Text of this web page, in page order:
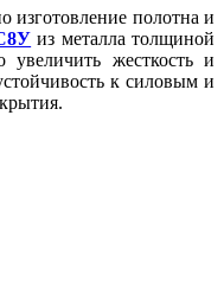
полотна и
из металла толщиной
увеличить жесткость и
к силовым и